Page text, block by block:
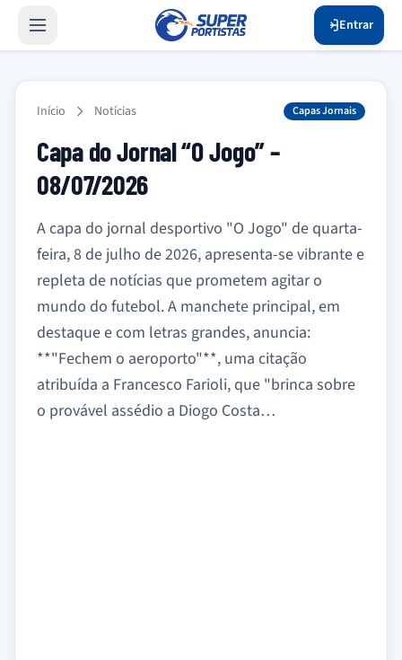
Entrar
Início Notícias Capas Jornais
Capa do Jornal “O Jogo” –
08/07/2026
A capa do jornal desportivo "O Jogo" de quarta-
feira, 8 de julho de 2026, apresenta-se vibrante e
repleta de notícias que prometem agitar o
mundo do futebol. A manchete principal, em
destaque e com letras grandes, anuncia:
**"Fechem o aeroporto"**, uma citação
atribuída a Francesco Farioli, que "brinca sobre
o provável assédio a Diogo Costa…